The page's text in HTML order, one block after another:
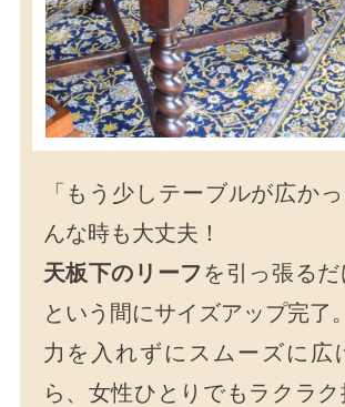
「もう少しテーブルが広か
んな時も大丈夫！
天板下のリーフを引っ張る
という間にサイズアップ完了。
力を入れずにスムーズに広
ら、女性ひとりでもラクラク